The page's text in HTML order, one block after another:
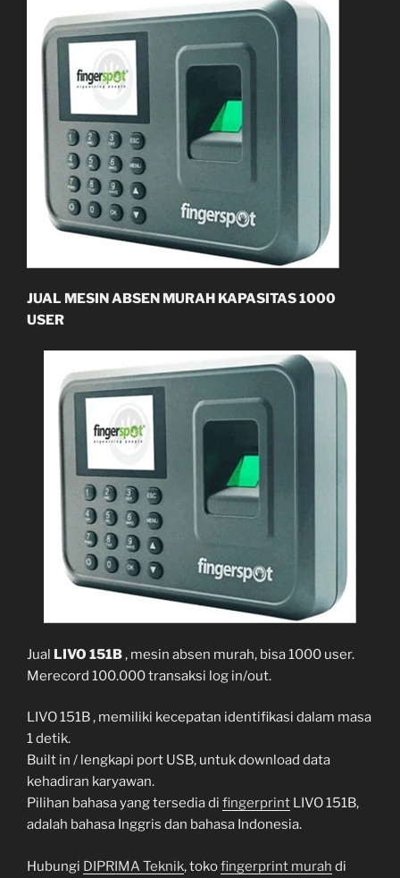
JUAL MESIN ABSEN MURAH KAPASITAS 1000
USER
Jual LIVO 151B, mesin absen murah, bisa 1000 user.
Merecord 100.000 transaksi log in/out.
LIVO 151B , memiliki kecepatan identifikasi dalam masa
1 detik.
Built in / lengkapi port USB, untuk download data
kehadiran karyawan.
Pilihan bahasa yang tersedia di fingerprint LIVO 151B,
adalah bahasa Inggris dan bahasa Indonesia.
Hubungi DIPRIMA Teknik, tokofingerprint murah di